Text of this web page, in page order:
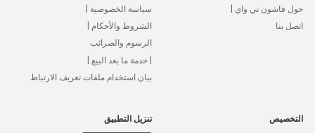
حول فاشون تي واي |
اتصل بنا
سياسة الخصوصية |
الشروط والأحكام |
الرسوم والضرائب
| خدمة ما بعد البيع |
بيان استخدام ملفات تعريف الارتباط
التخصيص تنزيل التطبيق